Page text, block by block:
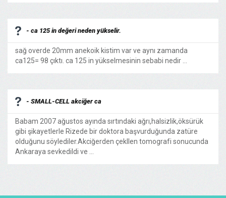
- ca 125 in değeri neden yükselir.
sağ overde 20mm anekoik kistim var ve aynı zamanda
ca125= 98 çıktı. ca 125 in yükselmesinin sebabi nedir ...
- SMALL-CELL akciğer ca
Babam 2007 ağustos ayında sırtındaki ağrı,halsizlik,öksürük
gibi şikayetlerle Rizede bir doktora başvurduğunda zatüre
olduğunu söylediler.Akciğerden çekllen tomografi sonucunda
Ankaraya sevkedildi ve ...